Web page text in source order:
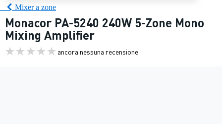
Mixer a zone
Monacor PA-5240 240W 5-Zone Mono
Mixing Amplifier
ancora nessuna recensione